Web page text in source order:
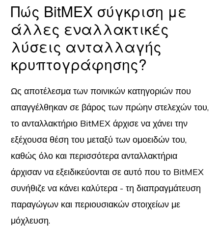
Πώς BitMEX σύγκριση με
άλλες εναλλακτικές
λύσεις ανταλλαγής
κρυπτογράφησης?
Ως αποτέλεσμα των ποινικών κατηγοριών που
απαγγέλθηκαν σε βάρος των πρώην στελεχών του,
το ανταλλακτήριο BitMEX άρχισε να χάνει την
εξέχουσα θέση του μεταξύ των ομοειδών του,
καθώς όλο και περισσότερα ανταλλακτήρια
άρχισαν να εξειδικεύονται σε αυτό που το BitMEX
συνήθιζε να κάνει καλύτερα - τη διαπραγμάτευση
παραγώγων και περιουσιακών στοιχείων με
μόχλευση.